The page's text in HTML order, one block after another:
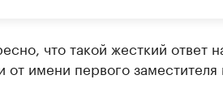
что такой жесткий ответ
от имени первого